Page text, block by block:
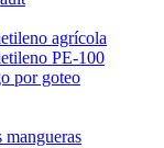
agrícola
PE-100
por goteo
mangueras